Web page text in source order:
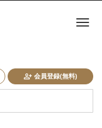
会員登録(無料)
ナ